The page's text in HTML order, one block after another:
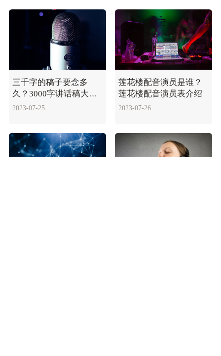
三千字的稿子要念多
久？3000字讲话稿大概
需多长时间？
2023-07-25
莲花楼配音演员是谁？
莲花楼配音演员表介绍
2023-07-26